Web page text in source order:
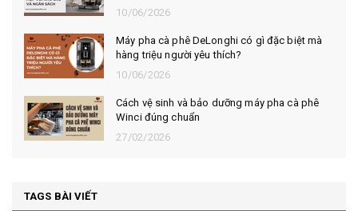
10/06/2026
Máy pha cà phê DeLonghi có gì đặc biệt mà
hàng triệu người yêu thích?
10/06/2026
Cách vệ sinh và bảo dưỡng máy pha cà phê
Winci đúng chuẩn
27/02/2026
TAGS BÀI VIẾT